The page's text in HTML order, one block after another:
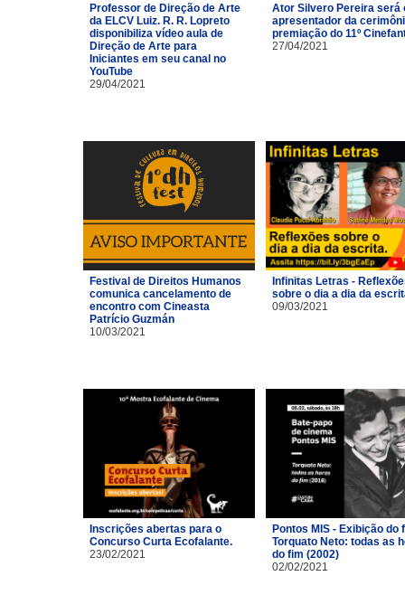
Professor de Direção de Arte
da ELCV Luiz. R. R. Lopreto
disponibiliza vídeo aula de
Direção de Arte para
Iniciantes em seu canal no
YouTube
29/04/2021
Ator Silvero Pereira será
apresentador da
premiação do 11º
27/04/2021
Festival de Direitos Humanos
comunica cancelamento de
encontro com Cineasta
Patrício Guzmán
10/03/2021
Infinitas Letras -
sobre o dia a dia da
09/03/2021
Inscrições abertas para o
Concurso Curta Ecofalante.
23/02/2021
Pontos MIS - Exibição do
Torquato Neto: todas as
do fim (2002)
02/02/2021